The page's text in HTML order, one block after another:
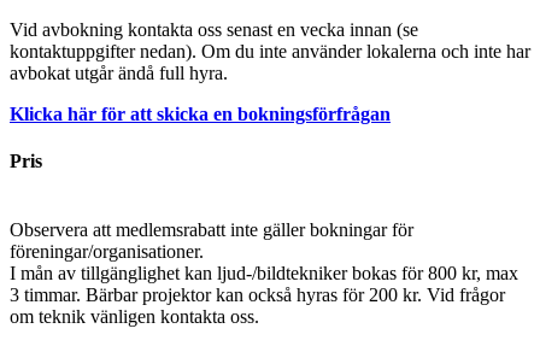
Vid avbokning kontakta oss senast en vecka innan (se
kontaktuppgifter nedan). Om du inte använder lokalerna och inte har
avbokat utgår ändå full hyra.
Klicka här för att skicka en bokningsförfrågan
Pris
Observera att medlemsrabatt inte gäller bokningar för
föreningar/organisationer.
I mån av tillgänglighet kan ljud-/bildtekniker bokas för 800 kr, max
3 timmar. Bärbar projektor kan också hyras för 200 kr. Vid frågor
om teknik vänligen kontakta oss.